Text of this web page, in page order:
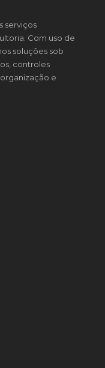
serviços
Com uso de
soluções sob
controles
e